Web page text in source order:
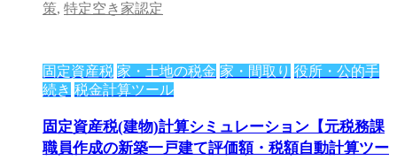
策, 特定空き家認定
固定資産税 家・土地の税金 家・間取り 役所・公的手
続き 税金計算ツール
固定資産税(建物)計算シミュレーション【元税務課
職員作成の新築一戸建て評価額・税額自動計算ツー